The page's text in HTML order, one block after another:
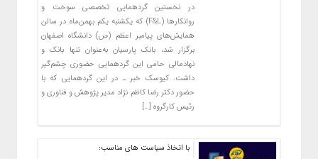
در نخستین گردهمایی تخصصی سوخت و
روانکارها (F&L) که یکشنبه یکم بهمن‌ماه در سالن
همایش‌های پیامبر اعظم (ص) دانشگاه اصفهان
برگزار شد، بانک پارسیان به‌عنوان تنها بانک و
نهادمالی حامی این گردهمایی حضوری چشم‌گیر
داشت. کیوسک خبر ـ در این گردهمایی که با
حضور دکتر رضا کاظم نژاد مدیر پژوهش و فناوری و
رئیس کارگروه […]
با اتخاذ سیاست ‌های مناسب: